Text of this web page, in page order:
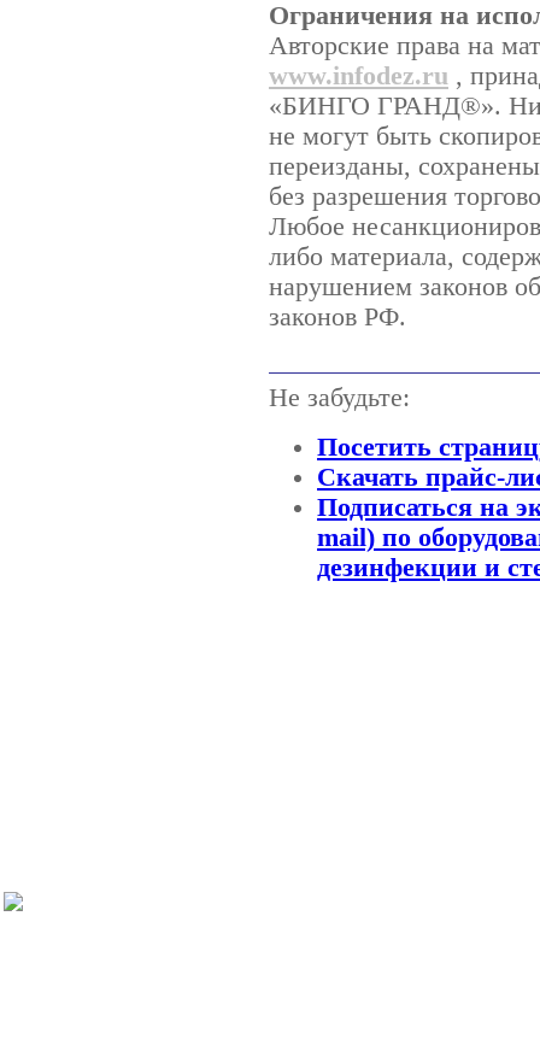
Ограничения на
Авторские права на
www.infodez.ru ,
«БИНГО ГРАНД®».
не могут быть
переизданы,
без разрешения
Любое
либо материала,
нарушением законов
законов РФ.
Не забудьте:
Посетить
Скачать прайс-
Подписаться на
mail) по
дезинфекции и